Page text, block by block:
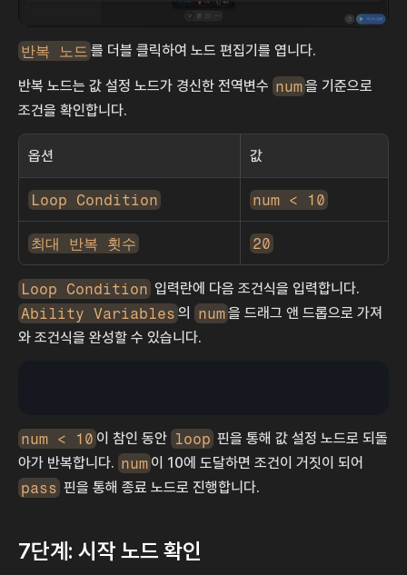
반복 노드 를 더블 클릭하여 노드 편집기를 엽니다.
반복 노드는 값 설정 노드가 경신한 전역변수 num을 기준으로
조건을 확인합니다.
옵션 값
Loop Condition num < 10
최대 반복 횟수 20
Loop Condition
Ability Variables 의 num을 드래그 앤 드롭으로 가져
와 조건식을 완성할 수 있습니다.
num < 10 이 참인 동안 loop 핀을 통해 값 설정 노드로 되돌
아가 반복합니다. num
pass 핀을 통해 종료 노드로 진행합니다.
7단계: 시작 노드 확인